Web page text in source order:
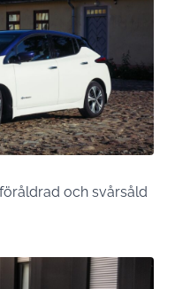
och svårsåld